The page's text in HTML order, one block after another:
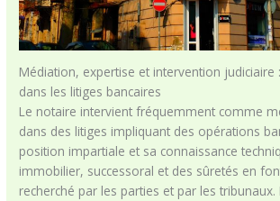
Médiation, expertise et intervention judiciaire
dans les litiges bancaires
Le notaire intervient fréquemment comme
dans des litiges impliquant des opérations
position impartiale et sa connaissance
immobilier, successoral et des sûretés en
recherché par les parties et par les tribunaux.